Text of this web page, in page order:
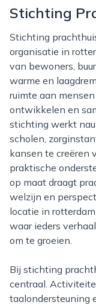
Stichting
Stichting prachthuis is een maatschappelijke
organisatie in
van bewoners,
warme en
ruimte aan
ontwikkelen en
stichting werkt
scholen,
kansen te creëren
praktische
op maat draagt
welzijn en
locatie in
waar ieders
om te groeien.
Bij stichting prachthuis staat de kracht van de wijk
centraal.
taalondersteuning